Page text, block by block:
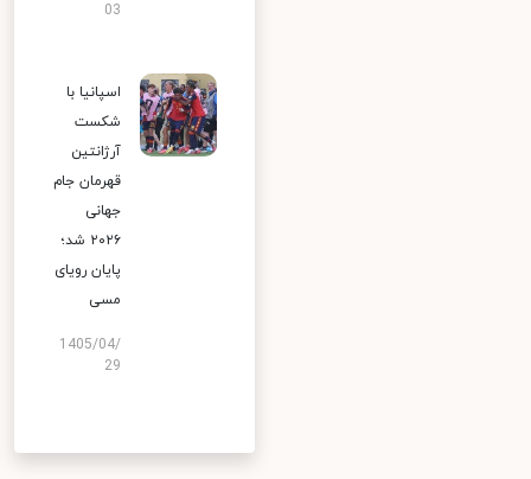
03
اسپانیا با
شکست
آرژانتین
قهرمان جام
جهانی
۲۰۲۶ شد؛
پایان رویای
مسی
1405/04/
29